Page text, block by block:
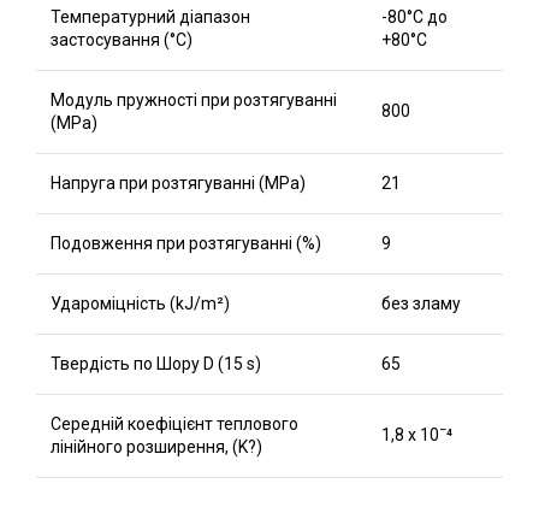
Температурний діапазон
застосування (°C)
-80°C до
+80°C
Модуль пружності при розтягуванні
(MPa)
800
Напруга при розтягуванні (MPa) 21
Подовження при розтягуванні (%) 9
Удароміцність (kJ/m²) без зламу
Твердість по Шору D (15 s) 65
Середній коефіцієнт теплового
лінійного розширення, (K?)
1,8 x 10ˉ⁴